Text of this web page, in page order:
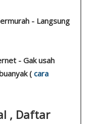
- Langsung
- Gak usah
( cara
, Daftar